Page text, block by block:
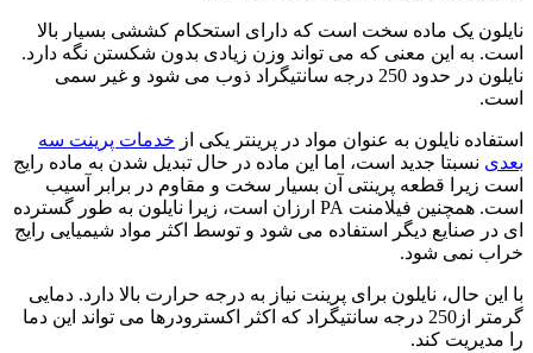
نایلون یک ماده سخت است که دارای استحکام کششی بسیار بالا
است. به این معنی که می تواند وزن زیادی بدون شکستن نگه دارد.
نایلون در حدود 250 درجه سانتیگراد ذوب می شود و غیر سمی
است.
استفاده نایلون به عنوان مواد در پرینتر یکی از خدمات پرینت سه
بعدی نسبتا جدید است، اما این ماده در حال تبدیل شدن به ماده رایج
است زیرا قطعه پرینتی آن بسیار سخت و مقاوم در برابر آسیب
است. همچنین فیلامنت PA ارزان است، زیرا نایلون به طور گسترده
ای در صنایع دیگر استفاده می شود و توسط اکثر مواد شیمیایی رایج
خراب نمی شود.
با این حال، نایلون برای پرینت نیاز به درجه حرارت بالا دارد. دمایی
گرمتر از250 درجه سانتیگراد که اکثر اکسترودرها می تواند این دما
را مدیریت کند.